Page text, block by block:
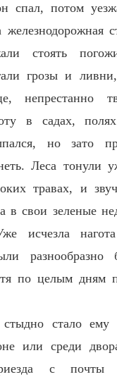
спал, потом
железнодорожная
стоять
грозы и
непрестанно
в садах,
но зато
Леса тонули
травах, и
в свои зеленые
исчезла
разнообразно
по целым дням
стало ему
или среди
с почты